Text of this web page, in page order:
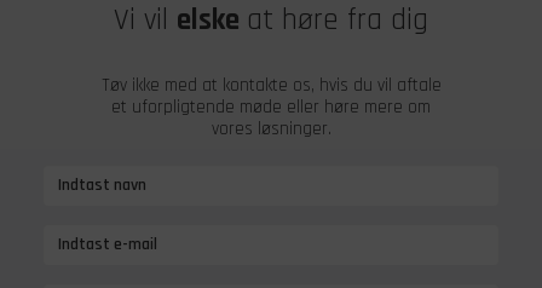
Vi vil elske at høre fra dig
Tøv ikke med at kontakte os, hvis du vil aftale
et uforpligtende møde eller høre mere om
vores løsninger.